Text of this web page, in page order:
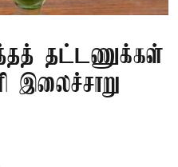
தட்டணுக்கள்
இலைச்சாறு